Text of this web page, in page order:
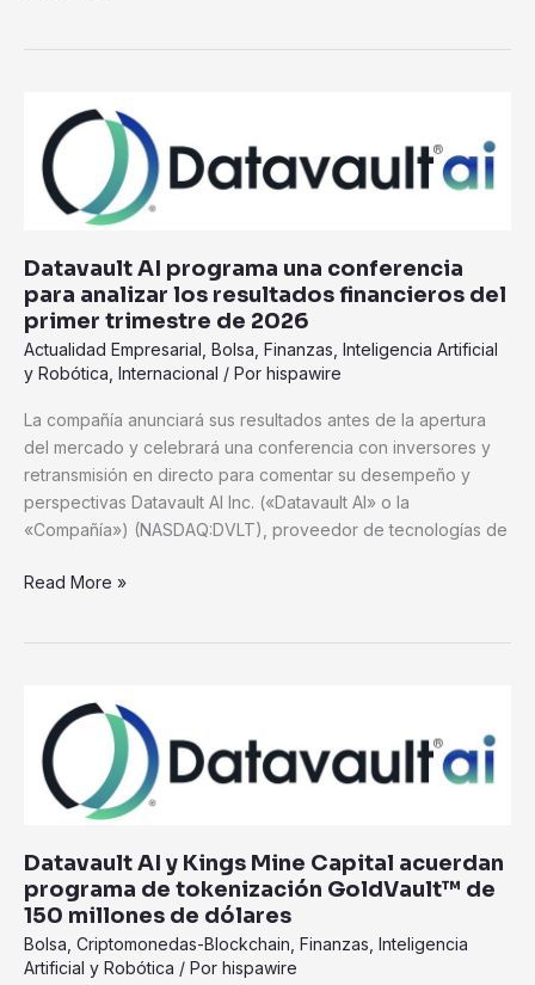
Datavault AI programa una conferencia
para analizar los resultados financieros del
primer trimestre de 2026
Actualidad Empresarial , Bolsa, Finanzas, Inteligencia Artificial
y Robótica, Internacional / Por hispawire
La compañía anunciará sus resultados antes de la apertura
del mercado y celebrará una conferencia con inversores y
retransmisión en directo para comentar su desempeño y
perspectivas Datavault AI Inc. («Datavault AI» o la
«Compañía») (NASDAQ:DVLT), proveedor de tecnologías de
Datavault
programa
una
conferencia
analizar
los
resultados
financieros
del
trimestre
Read More »
Datavault AI y Kings Mine Capital acuerdan
programa de tokenización GoldVault™ de
150 millones de dólares
Bolsa Criptomonedas-Blockchain Finanzas Inteligencia
Artificial y Robótica / Por hispawire
Datavault
Kings
Mine
acuerdan
programa
de
tokenización
GoldVault™